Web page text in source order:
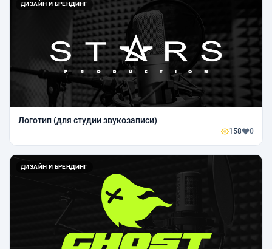
ДИЗАЙН И БРЕНДИНГ
Логотип (для студии звукозаписи)
158 0
ДИЗАЙН И БРЕНДИНГ